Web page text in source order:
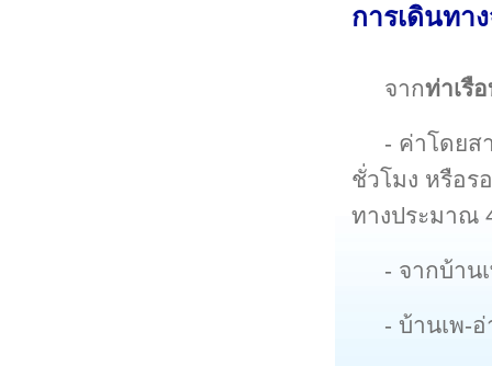
การเดินทา
จากท่าเรื
- ค่าโดยส
ชั่วโมง หรือร
ทางประมาณ
- จากบ้าน
- บ้านเพ-